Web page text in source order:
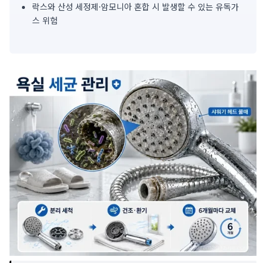
약
락스와 산성 세정제·암모니아 혼합 시 발생할 수 있는 유독가
스 위험